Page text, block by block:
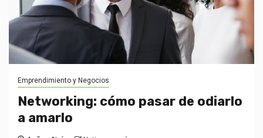
Emprendimiento y Negocios
Networking: cómo pasar de odiarlo
a amarlo